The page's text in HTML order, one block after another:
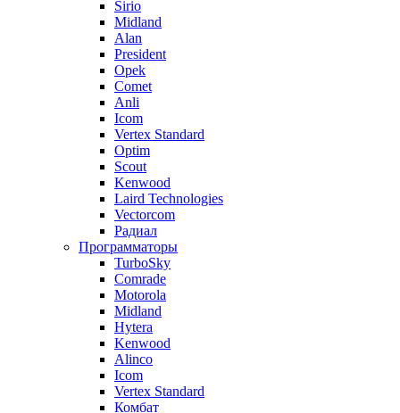
Sirio
Midland
Alan
President
Opek
Comet
Anli
Icom
Vertex Standard
Optim
Scout
Kenwood
Laird Technologies
Vectorcom
Радиал
Программаторы
TurboSky
Comrade
Motorola
Midland
Hytera
Kenwood
Alinco
Icom
Vertex Standard
Комбат